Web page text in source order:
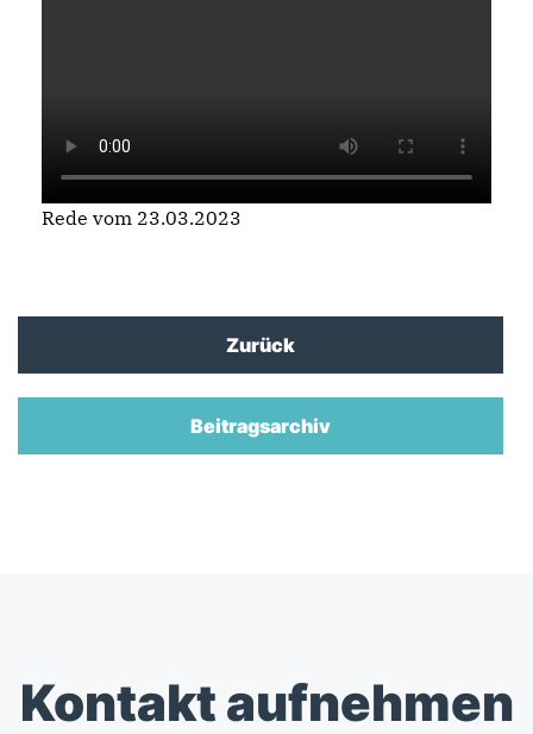
Rede vom 23.03.2023
Zurück
Beitragsarchiv
Kontakt aufnehmen